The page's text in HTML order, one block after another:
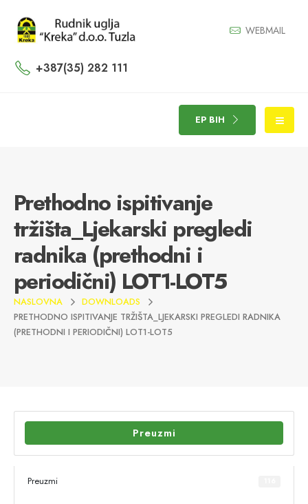
WEBMAIL
+387(35) 282 111
EP BIH
Prethodno ispitivanje
tržišta_Ljekarski pregledi
radnika (prethodni i
periodični) LOT1-LOT5
NASLOVNA
DOWNLOADS
PRETHODNO ISPITIVANJE TRŽIŠTA_LJEKARSKI PREGLEDI RADNIKA
(PRETHODNI I PERIODIČNI) LOT1-LOT5
Preuzmi
Preuzmi